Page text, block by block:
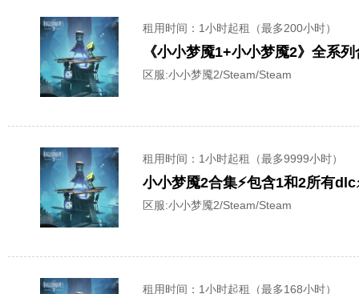
租用时间 ：1小时起租（最多200小时）
《小小梦魇1+小小梦魇2》全系
区服:小小梦魇2/Steam/Steam
租用时间 ：1小时起租（最多9999小时）
小小梦魇2合集⚡包含1和2所有
区服:小小梦魇2/Steam/Steam
租用时间 ：1小时起租（最多168小时）